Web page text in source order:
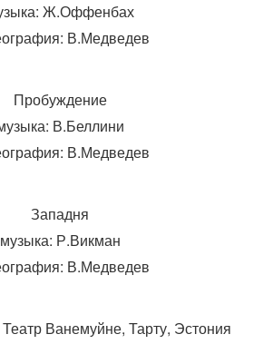
Ж.Оффенбах
В.Медведев
Пробуждение
В.Беллини
В.Медведев
Западня
музыка: Р.Викман
В.Медведев
Ванемуйне, Тарту, Эстония